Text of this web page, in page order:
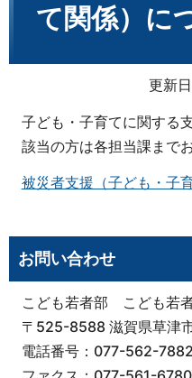
て関係）に
更新
子ども・子育てに関する
該当の方は各担当課まで
被災者支援（子ども・子
お問い合わせ
こども若者部 こども若
〒525-8588 滋賀県草津
電話番号：077-562-7882